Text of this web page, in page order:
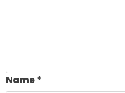
Name*